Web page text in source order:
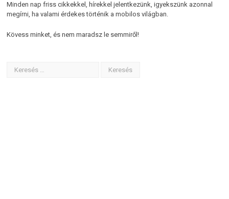
Minden nap friss cikkekkel, hírekkel jelentkezünk, igyekszünk azonnal
megírni, ha valami érdekes történik a mobilos világban.
Kövess minket, és nem maradsz le semmiről!